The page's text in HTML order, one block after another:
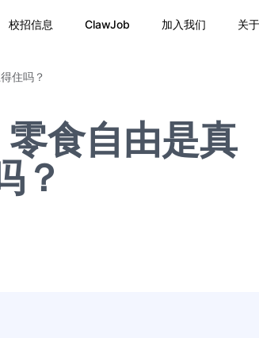
校招信息 ClawJob 加入我们 关
住吗？
食自由是真
？